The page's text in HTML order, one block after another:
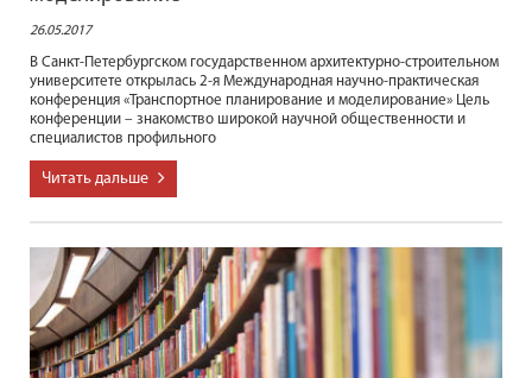
26.05.2017
В Санкт-Петербургском государственном архитектурно-строительном
университете открылась 2-я Международная научно-практическая
конференция «Транспортное планирование и моделирование» Цель
конференции – знакомство широкой научной общественности и
специалистов профильного
Читать дальше